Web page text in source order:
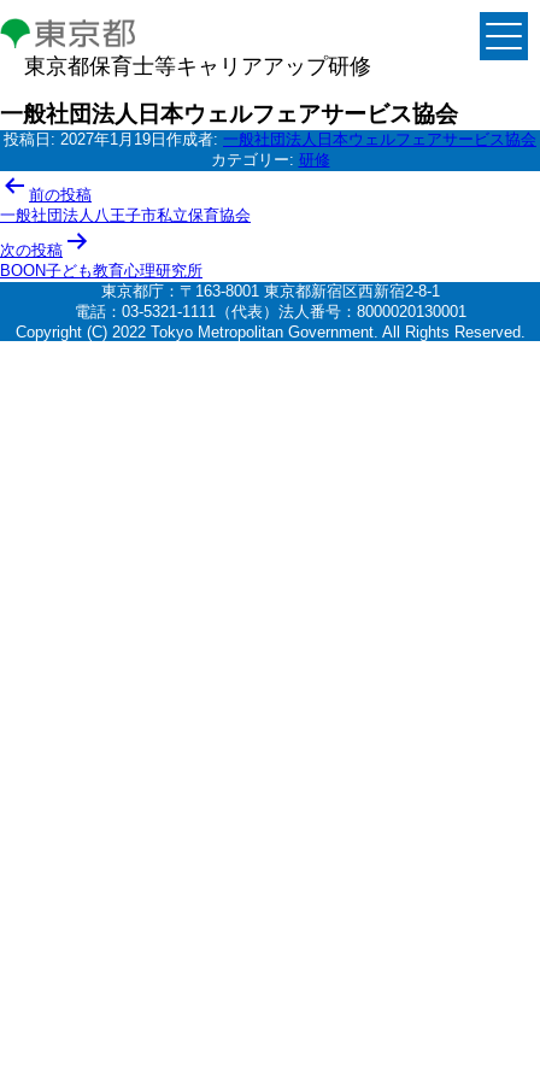
東京都保育士等キャリアアップ研修
一般社団法人日本ウェルフェアサービス協会
投稿日: 2027年1月19日 作成者: 一般社団法人日本ウェルフェアサービス協会
カテゴリー: 研修
投
稿
ナ
ビ
ー
前の投稿
一般社団法人八王子市私立保育協会
次の投稿
BOON子ども教育心理研究所
東京都庁：〒163-8001 東京都新宿区西新宿2-8-1
電話：03-5321-1111（代表）法人番号：8000020130001
Copyright (C) 2022 Tokyo Metropolitan Government. All Rights Reserved.